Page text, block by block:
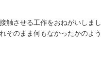
触させる工作をおねがいしまし
そのまま何もなかったかのよう